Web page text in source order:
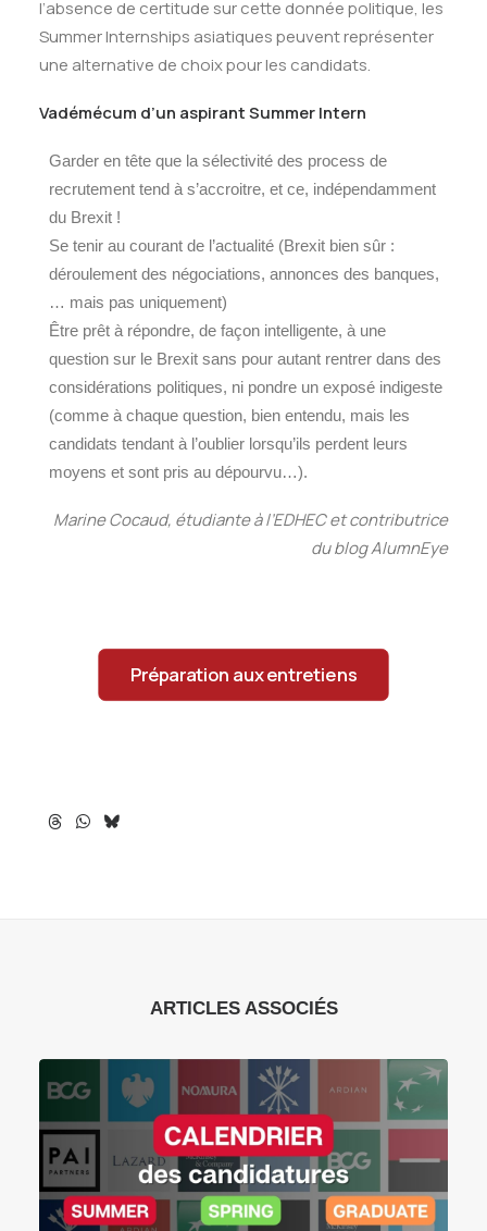
l’absence de certitude sur cette donnée politique, les
Summer Internships asiatiques peuvent représenter
une alternative de choix pour les candidats.
Vadémécum d’un aspirant Summer Intern
Garder en tête que la sélectivité des process de
recrutement tend à s’accroitre, et ce, indépendamment
du Brexit !
Se tenir au courant de l’actualité (Brexit bien sûr :
déroulement des négociations, annonces des banques,
… mais pas uniquement)
Être prêt à répondre, de façon intelligente, à une
question sur le Brexit sans pour autant rentrer dans des
considérations politiques, ni pondre un exposé indigeste
(comme à chaque question, bien entendu, mais les
candidats tendant à l’oublier lorsqu’ils perdent leurs
moyens et sont pris au dépourvu…).
Marine Cocaud, étudiante à l’EDHEC et contributrice
du blog AlumnEye
Préparation aux entretiens
ARTICLES ASSOCIÉS